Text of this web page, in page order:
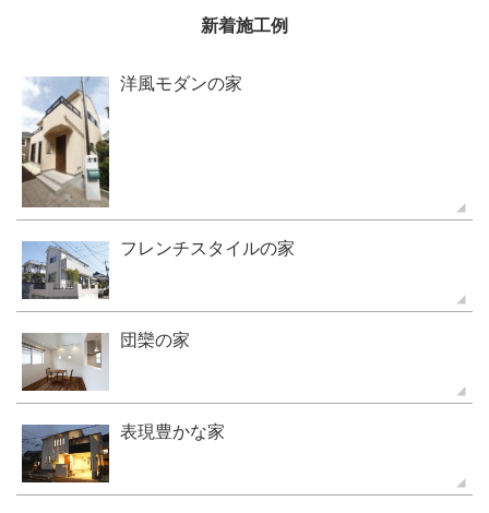
新着施工例
洋風モダンの家
フレンチスタイルの家
団欒の家
表現豊かな家